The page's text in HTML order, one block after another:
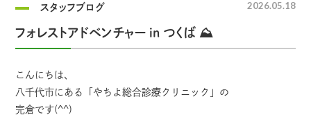
スタッフブログ 2026.05.18
フォレストアドベンチャー in つくば ⛰️
こんにちは、
八千代市にある「やちよ総合診療クリニック」の
完倉です(^^)